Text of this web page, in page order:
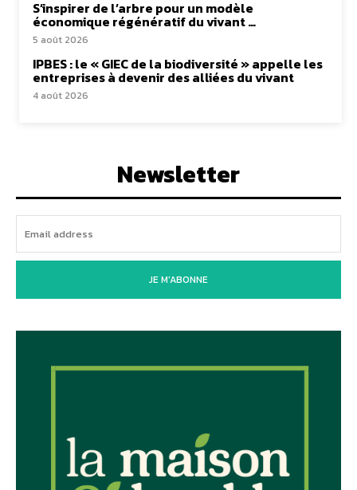
S’inspirer de l’arbre pour un modèle
économique régénératif du vivant …
5 août 2026
IPBES : le « GIEC de la biodiversité » appelle les
entreprises à devenir des alliées du vivant
4 août 2026
Newsletter
JE M'ABONNE